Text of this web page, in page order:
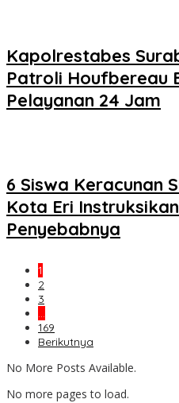
Kapolrestabes
Patroli Houfbereau
Pelayanan 24 Jam
6 Siswa Keracunan
Kota Eri
Penyebabnya
1
2
3
…
169
Berikutnya
No More Posts Available.
No more pages to load.